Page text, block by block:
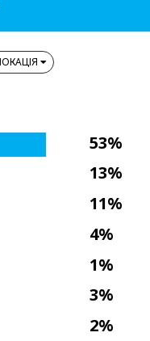
53%
13%
11%
4%
1%
3%
2%